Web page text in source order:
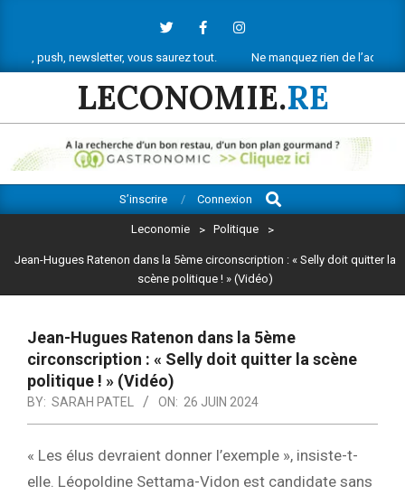
content
vous saurez tout. Ne manquez rien de l’actu économique
LECONOMIE.RE
Navigation
S’inscrire Connexion
Search
Leconomie > Politique >
Jean-Hugues Ratenon dans la 5ème circonscription : « Selly doit quitter la
scène politique ! » (Vidéo)
Jean-Hugues Ratenon dans la 5ème
circonscription : « Selly doit quitter la scène
politique ! » (Vidéo)
BY: SARAH PATEL ON: 26 JUIN 2024
« Les élus devraient donner l’exemple », insiste-t-
elle. Léopoldine Settama-Vidon est candidate sans